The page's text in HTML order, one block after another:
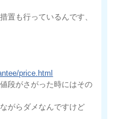
置も行っているんです、
price.html
段がさがった時にはその
がらダメなんですけど